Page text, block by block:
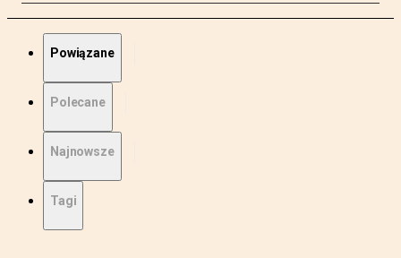
Powiązane
Polecane
Najnowsze
Tagi